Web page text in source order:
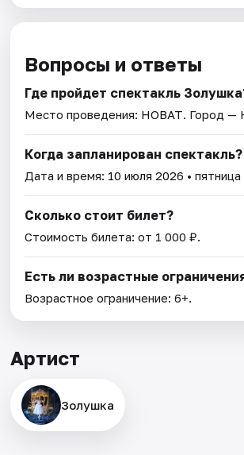
Вопросы и ответы
Где пройдет спектакль
Место проведения: НОВАТ. Город —
Когда запланирован спектакль?
Дата и время: 10 июля 2026 •
Сколько стоит билет?
Стоимость билета: от 1 000 ₽.
Есть ли возрастные
Возрастное ограничение: 6+.
Артист
Золушка